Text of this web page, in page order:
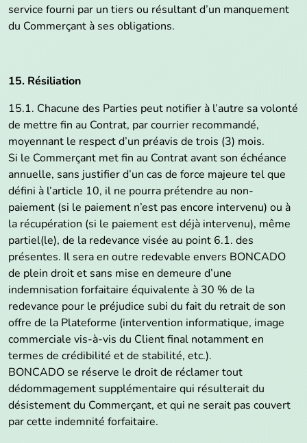
service fourni par un tiers ou résultant d’un manquement
du Commerçant à ses obligations.
15. Résiliation
15.1. Chacune des Parties peut notifier à l’autre sa volonté
de mettre fin au Contrat, par courrier recommandé,
moyennant le respect d’un préavis de trois (3) mois.
Si le Commerçant met fin au Contrat avant son échéance
annuelle, sans justifier d’un cas de force majeure tel que
défini à l’article 10, il ne pourra prétendre au non-
paiement (si le paiement n’est pas encore intervenu) ou à
la récupération (si le paiement est déjà intervenu), même
partiel(le), de la redevance visée au point 6.1. des
présentes. Il sera en outre redevable envers BONCADO
de plein droit et sans mise en demeure d’une
indemnisation forfaitaire équivalente à 30 % de la
redevance pour le préjudice subi du fait du retrait de son
offre de la Plateforme (intervention informatique, image
commerciale vis-à-vis du Client final notamment en
termes de crédibilité et de stabilité, etc.).
BONCADO se réserve le droit de réclamer tout
dédommagement supplémentaire qui résulterait du
désistement du Commerçant, et qui ne serait pas couvert
par cette indemnité forfaitaire.